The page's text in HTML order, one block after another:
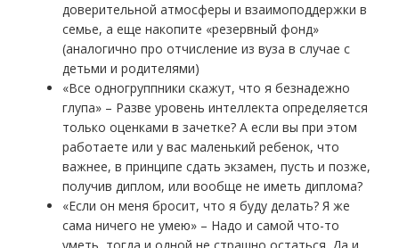
доверительной атмосферы и взаимоподдержки в
семье, а еще накопите «резервный фонд»
(аналогично про отчисление из вуза в случае с
детьми и родителями)
«Все одногруппники скажут, что я безнадежно
глупа» – Разве уровень интеллекта определяется
только оценками в зачетке? А если вы при этом
работаете или у вас маленький ребенок, что
важнее, в принципе сдать экзамен, пусть и позже,
получив диплом, или вообще не иметь диплома?
«Если он меня бросит, что я буду делать? Я же
сама ничего не умею» – Надо и самой что-то